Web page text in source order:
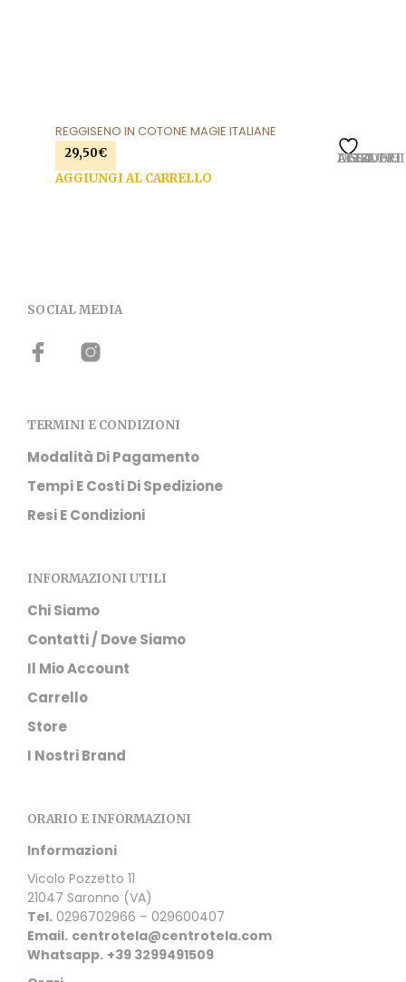
AGGIUNGI ALLA LISTA DEI DESIDERI
REGGISENO IN COTONE MAGIE ITALIANE
29,50€
AGGIUNGI AL CARRELLO
SOCIAL MEDIA
TERMINI E CONDIZIONI
Modalità Di Pagamento
Tempi E Costi Di Spedizione
Resi E Condizioni
INFORMAZIONI UTILI
Chi Siamo
Contatti / Dove Siamo
Il Mio Account
Carrello
Store
I Nostri Brand
ORARIO E INFORMAZIONI
Informazioni
Vicolo Pozzetto 11
21047 Saronno (VA)
Tel. 0296702966 – 029600407
Email. centrotela@centrotela.com
Whatsapp. +39 3299491509